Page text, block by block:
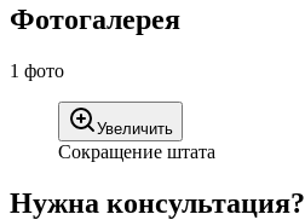
Фотогалерея
1 фото
Увеличить
Сокращение штата
Нужна консультация?